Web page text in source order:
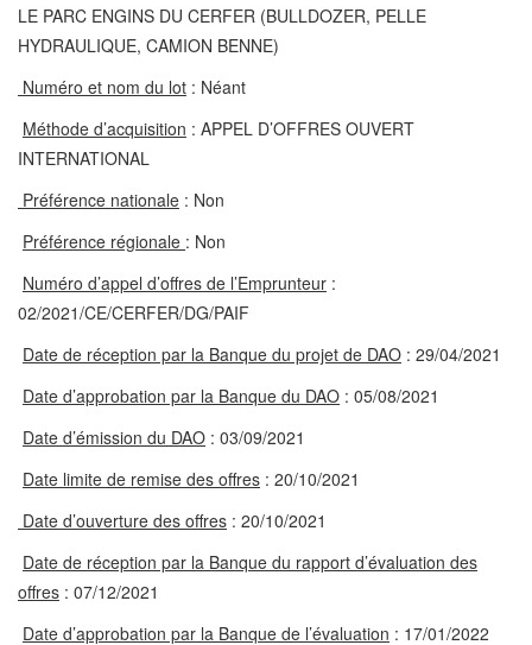
LE PARC ENGINS DU CERFER (BULLDOZER, PELLE
HYDRAULIQUE, CAMION BENNE)
Numéro et nom du lot : Néant
Méthode d’acquisition : APPEL D’OFFRES OUVERT
INTERNATIONAL
Préférence nationale : Non
Préférence régionale : Non
Numéro d’appel d’offres de l’Emprunteur :
02/2021/CE/CERFER/DG/PAIF
Date de réception par la Banque du projet de DAO : 29/04/2021
Date d’approbation par la Banque du DAO : 05/08/2021
Date d’émission du DAO : 03/09/2021
Date limite de remise des offres : 20/10/2021
Date d’ouverture des offres : 20/10/2021
Date de réception par la Banque du rapport d’évaluation des
offres : 07/12/2021
Date d’approbation par la Banque de l’évaluation : 17/01/2022